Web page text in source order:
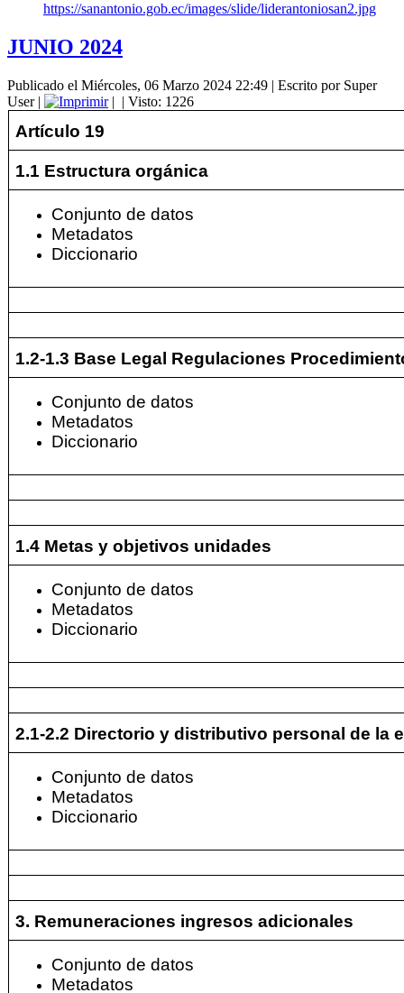
https://sanantonio.gob.ec/images/slide/liderantoniosan2.jpg
JUNIO 2024
Publicado el Miércoles, 06 Marzo 2024 22:49 | Escrito por Super
User| | | Visto: 1226
Artículo 19
1.1 Estructura orgánica
Conjunto de datos
Metadatos
Diccionario
1.2-1.3 Base Legal Regulaciones
Conjunto de datos
Metadatos
Diccionario
1.4 Metas y objetivos unidades
Conjunto de datos
Metadatos
Diccionario
2.1-2.2 Directorio y distributivo personal de la
Conjunto de datos
Metadatos
Diccionario
3. Remuneraciones ingresos adicionales
Conjunto de datos
Metadatos